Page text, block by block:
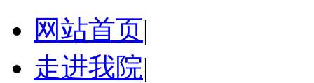
网站首页|
走进我院|